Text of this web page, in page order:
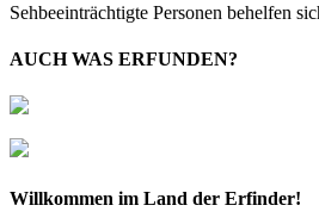
Sehbeeinträchtigte Personen behelfen
AUCH WAS ERFUNDEN?
Willkommen im Land der Erfinder!